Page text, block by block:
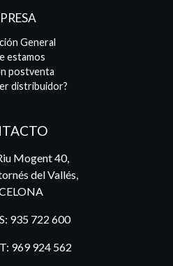
General
estamos
postventa
distribuidor?
Mogent 40,
del Vallés,
935 722 600
969 924 562